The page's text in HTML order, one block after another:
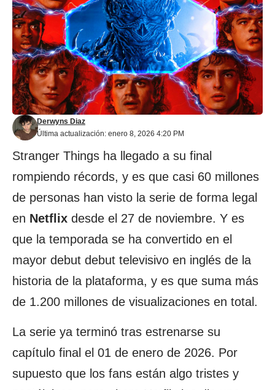
Última actualización: enero 8, 2026 4:20 PM
Derwyns Diaz
Stranger Things ha llegado a su final
rompiendo récords, y es que casi 60 millones
de personas han visto la serie de forma legal
en Netflix desde el 27 de noviembre. Y es
que la temporada se ha convertido en el
mayor debut debut televisivo en inglés de la
historia de la plataforma, y es que suma más
de 1.200 millones de visualizaciones en total.
La serie ya terminó tras estrenarse su
capítulo final el 01 de enero de 2026. Por
supuesto que los fans están algo tristes y